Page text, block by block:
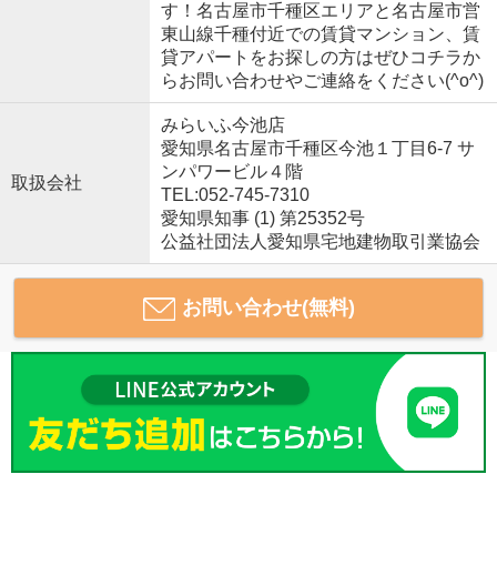
す！名古屋市千種区エリアと名古屋市営
東山線千種付近での賃貸マンション、賃
貸アパートをお探しの方はぜひコチラか
らお問い合わせやご連絡をください(^o^)
取扱会社
みらいふ今池店
愛知県名古屋市千種区今池１丁目6-7 サ
ンパワービル４階
TEL:052-745-7310
愛知県知事 (1) 第25352号
公益社団法人愛知県宅地建物取引業協会
お問い合わせ(無料)